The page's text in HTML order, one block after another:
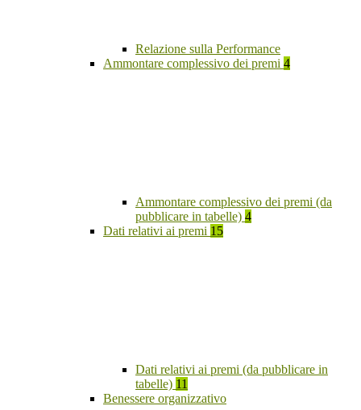
Relazione sulla Performance
Ammontare complessivo dei premi 4
Ammontare complessivo dei premi (da
pubblicare in tabelle) 4
Dati relativi ai premi 15
Dati relativi ai premi (da pubblicare in
tabelle) 11
Benessere organizzativo